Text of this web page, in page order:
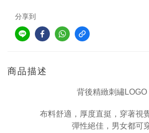
分享到
商品描述
背後精緻刺繡LOGO
布料舒適，厚度直挺， 穿著視
彈性絕佳，男女都可